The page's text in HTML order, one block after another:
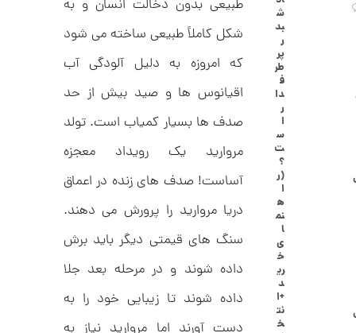
طبیعی بدون دخالت انسان و به
شکل کاملاً طبیعی ساخته می شود
که امروزه به دلیل آلودگی آب
اقیانوس ها و صید بیش از حد
صدف ها بسیار کمیاب است. تولد
مروارید یک رویداد معجزه
آساست! صدف های زنده در اعماق
دریا مروارید را پرورش می دهند.
سنگ های قیمتی دیگر باید برش
داده شوند و در مرحله بعد جلا
داده شوند تا زیبایی خود را به
ش
بد
ر
پر
طر
ف
دا
ر
ا
س
ت
؟
(ر
ا
ه
نم
ا
ی
خ
ری
د
+ا
نت
خ
ا
ن
ش
ت
ر
ط
ز
ک
ا
ل
ک
ش
ی
ن
ی
م
ا
ل
2
6
4
3
9
,
0
0
0
ت
و